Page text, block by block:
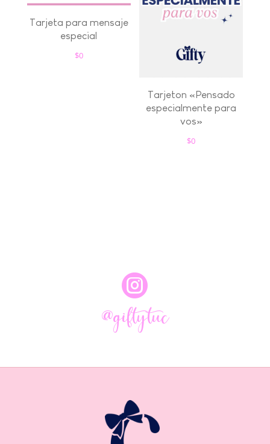
Tarjeta para mensaje
especial
$0
Tarjeton «Pensado
especialmente para
vos»
$0

@giftytuc